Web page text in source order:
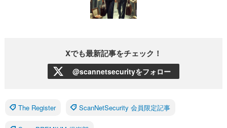
Xでも最新記事をチェック！
@scannetsecurityをフォロー
The Register ScanNetSecurity 会員限定記事